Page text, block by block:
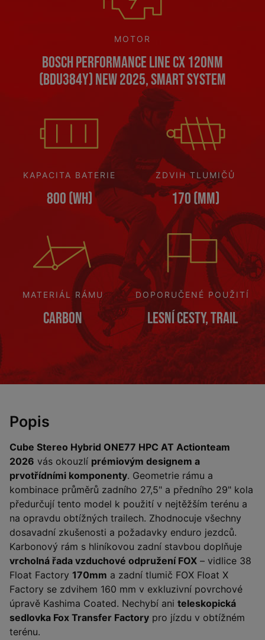
MOTOR
Bosch Performance Line CX 120Nm
(BDU384Y) NEW 2025, Smart System
KAPACITA BATERIE
800 (Wh)
ZDVIH TLUMIČŮ
170 (mm)
MATERIÁL RÁMU
Carbon
DOPORUČENÉ POUŽITÍ
Lesní cesty, Trail
Popis
Cube Stereo Hybrid ONE77 HPC AT Actionteam
2026 vás okouzlí prémiovým designem a
prvotřídními komponenty. Geometrie rámu a
kombinace průměrů zadního 27,5" a předního 29" kola
předurčují tento model k použití v nejtěžším terénu a
na opravdu obtížných trailech. Zhodnocuje všechny
dosavadní zkušenosti a požadavky enduro jezdců.
Karbonový rám s hliníkovou zadní stavbou doplňuje
vrcholná řada vzduchové odpružení FOX – vidlice 38
Float Factory 170mm a zadní tlumič FOX Float X
Factory se zdvihem 160 mm v exkluzivní povrchové
úpravě Kashima Coated. Nechybí ani teleskopická
sedlovka Fox Transfer Factory pro jízdu v obtížném
terénu.